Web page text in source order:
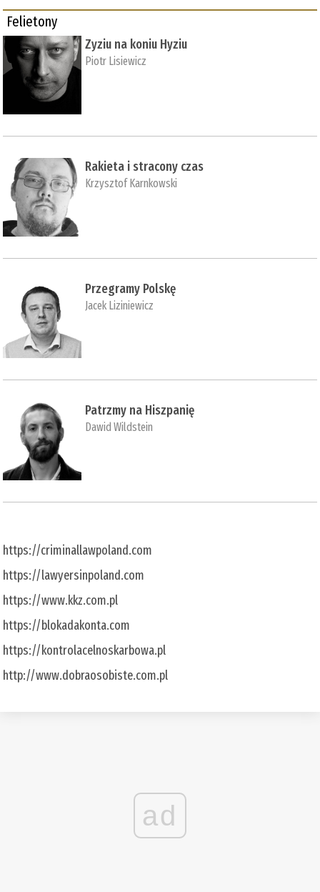
Felietony
Zyziu na koniu Hyziu
Piotr Lisiewicz
Rakieta i stracony czas
Krzysztof Karnkowski
Przegramy Polskę
Jacek Liziniewicz
Patrzmy na Hiszpanię
Dawid Wildstein
https://criminallawpoland.com
https://lawyersinpoland.com
https://www.kkz.com.pl
https://blokadakonta.com
https://kontrolacelnoskarbowa.pl
http://www.dobraosobiste.com.pl
ad